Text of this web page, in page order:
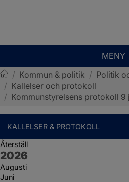
MENY
Sotenäs kommun
/ Kommun & politik / Politik
/ Kallelser och protokoll
/ Kommunstyrelsens protokoll 9
KALLELSER & PROTOKOLL
Återställ
År:
2026
Augusti
Juni